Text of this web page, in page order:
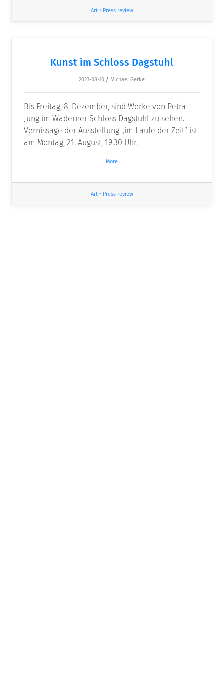
Art• Press review
Kunst im Schloss Dagstuhl
2023-08-10 / Michael Gerke
Bis Freitag, 8. Dezember, sind Werke von Petra
Jung im Waderner Schloss Dagstuhl zu sehen.
Vernissage der Ausstellung „im Laufe der Zeit“ ist
am Montag, 21. August, 19.30 Uhr.
More
Art• Press review